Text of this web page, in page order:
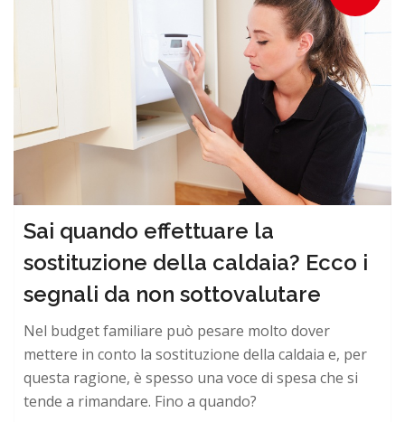
Sai quando effettuare la
sostituzione della caldaia? Ecco i
segnali da non sottovalutare
Nel budget familiare può pesare molto dover
mettere in conto la sostituzione della caldaia e, per
questa ragione, è spesso una voce di spesa che si
tende a rimandare. Fino a quando?